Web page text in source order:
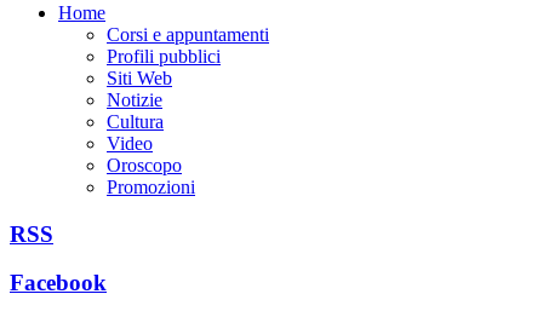
Home
Corsi e appuntamenti
Profili pubblici
Siti Web
Notizie
Cultura
Video
Oroscopo
Promozioni
RSS
Facebook